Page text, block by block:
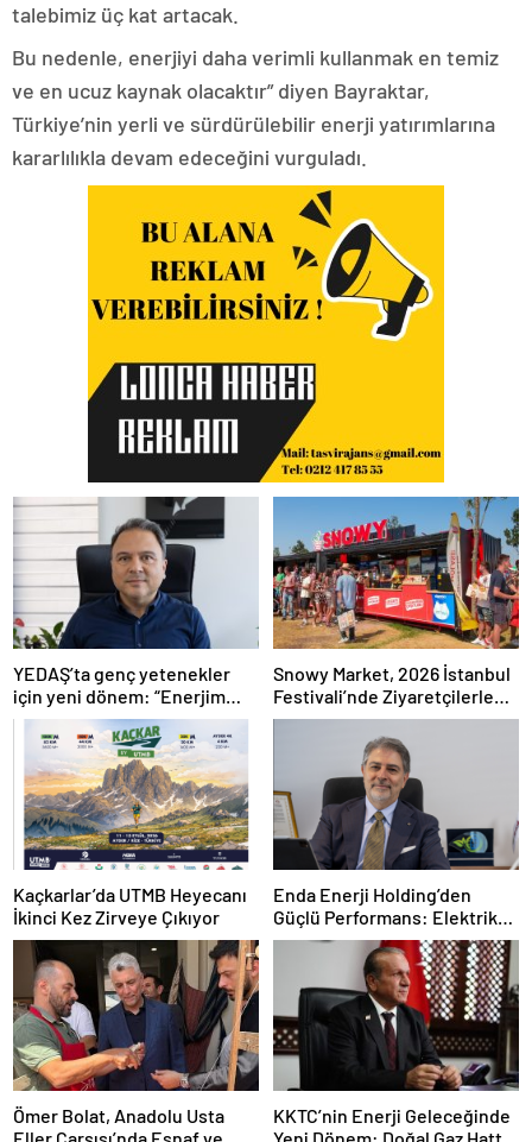
talebimiz üç kat artacak.
Bu nedenle, enerjiyi daha verimli kullanmak en temiz
ve en ucuz kaynak olacaktır” diyen Bayraktar,
Türkiye’nin yerli ve sürdürülebilir enerji yatırımlarına
kararlılıkla devam edeceğini vurguladı.
YEDAŞ’ta genç yetenekler
için yeni dönem: “Enerjim
Sizinle” başvuruları başladı
Snowy Market, 2026 İstanbul
Festivali’nde Ziyaretçilerle
Buluşuyor
Kaçkarlar’da UTMB Heyecanı
İkinci Kez Zirveye Çıkıyor
Enda Enerji Holding’den
Güçlü Performans: Elektrik
Üretimi İlk Yarıda Yüzde 67
Ömer Bolat, Anadolu Usta
KKTC’nin Enerji Geleceğinde